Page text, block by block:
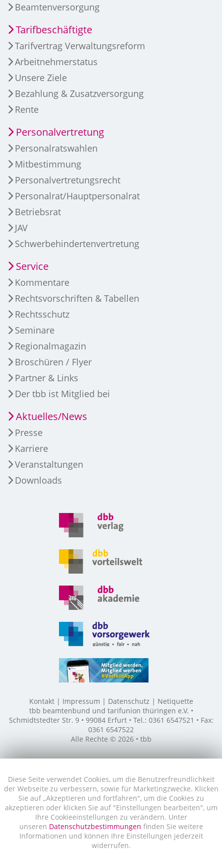
Diese Seite verwendet Cookies, um die Benutzerfreundlichkeit
der Webseite zu verbessern, sowie für Marketingzwecke. Klicken
Sie auf „Akzeptieren und fortfahren", um die Cookies zu
akzeptieren oder klicken Sie auf "Einstellungen bearbeiten", um
Ihre Cookieeinstellungen zu verändern. Unter
unseren Datenschutzbestimmungen finden Sie weitere
Informationen und können Ihre Einstellungen jederzeit
widerrufen.
Beamtenversorgung
Tarifbeschäftigte
Tarifvertrag Verwaltungsreform
Arbeitnehmerstatus
Unsere Ziele
Bezahlung & Zusatzversorgung
Rente
Personalvertretung
Personalratswahlen
Mitbestimmung
Personalvertretungsrecht
Personalrat/Hauptpersonalrat
Betriebsrat
JAV
Schwerbehindertenvertretung
Service
Kommentare
Rechtsvorschriften & Tabellen
Rechtsschutz
Seminare
Regionalmagazin
Broschüren / Flyer
Partner & Links
Der tbb ist Mitglied bei
Aktuelles/News
Presse
Karriere
Veranstaltungen
Downloads
Kontakt Impressum Datenschutz
Netiquette
tbb beamtenbund und tarifunion thüringen e.V. •
Schmidtstedter Str. 9 • 99084 Erfurt • Tel.: 0361 6547521 • Fax:
0361 6547522
Alle Rechte © 2026 • tbb